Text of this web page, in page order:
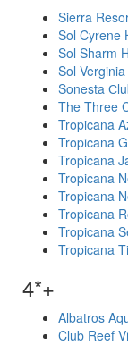
Sierra
Sol Cyrene
Sol Sharm
Sol Verginia
Sonesta
The Three
Tropicana
Tropicana
Tropicana
Tropicana
Tropicana
Tropicana
Tropicana
Tropicana
4*+
Albatros
Club Reef